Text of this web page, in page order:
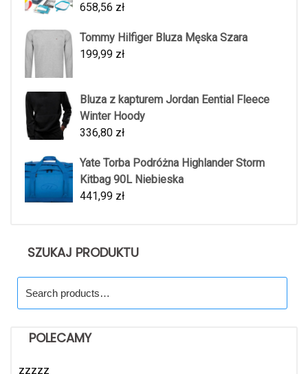
658,56 zł
Tommy Hilfiger Bluza Męska Szara
199,99 zł
Bluza z kapturem Jordan Eential Fleece
Winter Hoody
336,80 zł
Yate Torba Podróżna Highlander Storm
Kitbag 90L Niebieska
441,99 zł
SZUKAJ PRODUKTU
for:
POLECAMY
zzzzz